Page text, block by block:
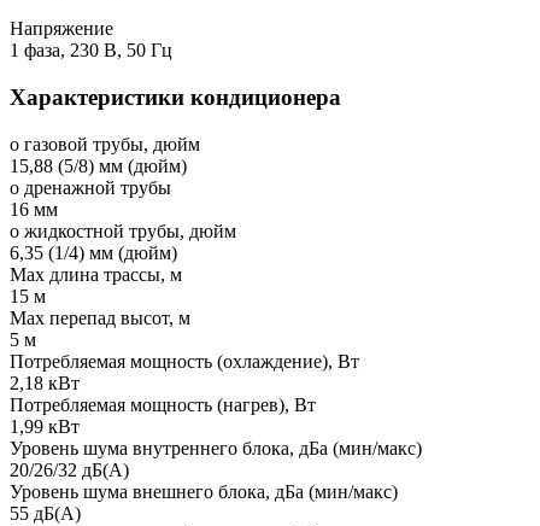
Напряжение
1 фаза, 230 В, 50 Гц
Характеристики кондиционера
o газовой трубы, дюйм
15,88 (5/8) мм (дюйм)
o дренажной трубы
16 мм
o жидкостной трубы, дюйм
6,35 (1/4) мм (дюйм)
Мах длина трассы, м
15 м
Мах перепад высот, м
5 м
Потребляемая мощность (охлаждение), Вт
2,18 кВт
Потребляемая мощность (нагрев), Вт
1,99 кВт
Уровень шума внутреннего блока, дБа (мин/макс)
20/26/32 дБ(А)
Уровень шума внешнего блока, дБа (мин/макс)
55 дБ(А)